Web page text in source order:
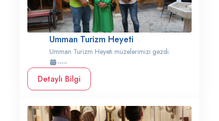
Umman Turizm Heyeti
Umman Turizm Heyeti müzelerimizi gezdi.
-----
Detaylı Bilgi